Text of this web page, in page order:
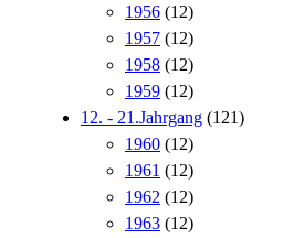
1956 (12)
1957 (12)
1958 (12)
1959 (12)
12. - 21.Jahrgang (121)
1960 (12)
1961 (12)
1962 (12)
1963 (12)